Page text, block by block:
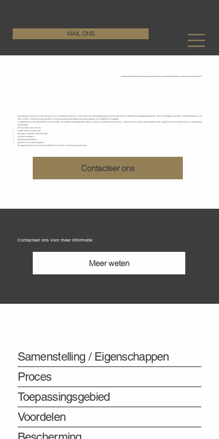
MAIL ONS
Hoogwaardige betonafwerking met gesloten poriën, gecontroleerde glans en maximale duurzaamheid
Een gepolijste betonvloer is een betonvloer die na uitharding mechanisch wordt verfijnd met diamantgereedschap tot een glad, dicht en esthetisch hoogwaardig oppervlak. Door het stapsgewijs polijsten wordt de toplaag van het
beton verdicht, worden de poriën gesloten en wordt de gewenste glansgraad nauwkeurig bepaald, van zijdeglans tot hoogglans.
In tegenstelling tot een gevlinderde vloer (die tijdens het uitharden wordt afgewerkt), gebeurt polijsten na verharding van het beton. Hierdoor kan de structuur gecontroleerd worden geopend of verfijnd, afhankelijk van het gewenste
eindresultaat.
Het resultaat is een vloer die:
visueel strak en modern oogt
een diepe, natuurlijke betonlook heeft
slijtvast en stofarm is
onderhoudsvriendelijk is
geschikt is voor intensief gebruik
Een gepolijste betonvloer combineert esthetiek en techniek in één duurzame oplossing.
Contacteer ons
Contacteer ons voor meer informatie
Meer weten
Samenstelling / Eigenschappen
Proces
Toepassingsgebied
Voordelen